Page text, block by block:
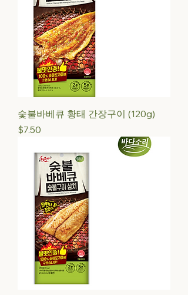
숯불바베큐 황태 간장구이 (120g)
Price
$7.50